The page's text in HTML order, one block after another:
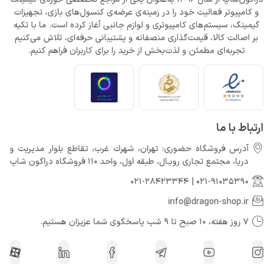
و کامپیوتر فعالیت خود را در زمینه‌ی عرضه‌ی کنسول‌های بازی، تجهیزات
گیمینگ، سیستم‌های کامپیوتری و لوازم جانبی آغاز کرده است. ما با تکیه
بر اصالت کالا، قیمت‌گذاری منصفانه و پشتیبانی حرفه‌ای، تلاش می‌کنیم
تجربه‌ای مطمئن و لذت‌بخش از خرید را برای کاربران فراهم کنیم.
ارتباط با ما
آدرس فروشگاه حضوری: تهران، شهرك غرب، تقاطع بلوار مدیریت و
دريا، مجتمع تجارى رويـال، طبقه اول، واحد 110 فروشگاه دراگون شاپ
021-91035390
021-28423344
info@dragon-shop.ir
7 روز هفته، 10 صبح تا 9 شب پاسخگوی شما عزیزان هستیم.